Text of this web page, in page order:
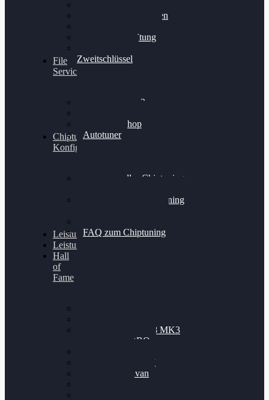
Bremsscheiben planen
Felgenaufbereitung
Zweitschlüssel
File
Service
Alientech Kess3
Alientech Shop
Autotuner
Chiptuning
Konfigurator
Professionelles Chiptuning
Professionelles Chiptuning
FAQ zum Chiptuning
Leistungsmessung
Leistungsprüfstand
Hall
of
Fame
Nissan GT-R35 3.8 MK3
V6 TWINTURBO
VW Passat 2.0TDI
VW T6 Multivan